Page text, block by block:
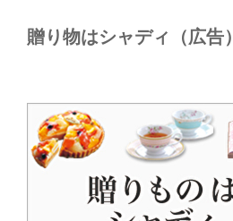
贈り物はシャディ（広告）